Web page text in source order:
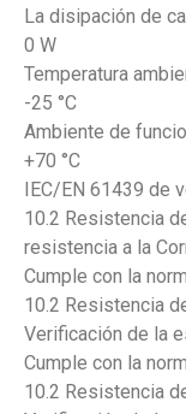
La disipación de
0 W
Temperatura
-25 °C
Ambiente de
+70 °C
IEC/EN 61439 de
10.2 Resistencia
resistencia a la
Cumple con la
10.2 Resistencia
Verificación de la
Cumple con la
10.2 Resistencia